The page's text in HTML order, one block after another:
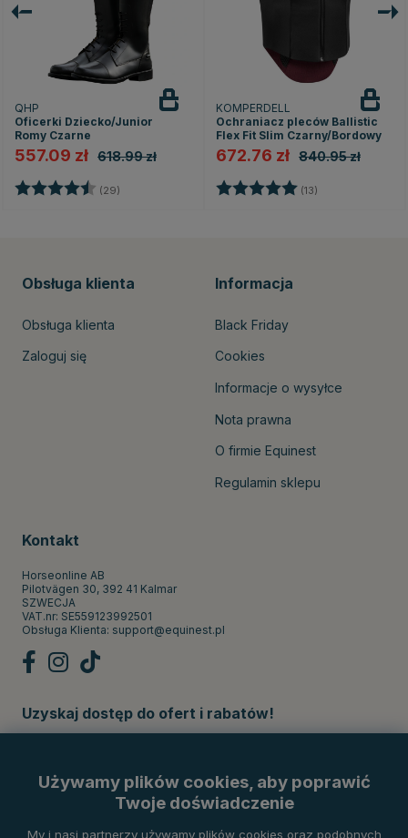
QHP
Oficerki Dziecko/Junior
Romy Czarne
557.09 zł 618.99 zł
Ocena: (29) 4.5 na 5 gwiazdek
KOMPERDELL
Ochraniacz pleców Ballistic
Flex Fit Slim Czarny/Bordowy
672.76 zł 840.95 zł
Ocena: (13)
Obsługa klienta
Obsługa klienta
Zaloguj się
Informacja
Black Friday
Cookies
Informacje o wysyłce
Nota prawna
O firmie Equinest
Regulamin sklepu
Kontakt
Horseonline AB
Pilotvägen 30, 392 41 Kalmar
SZWECJA
VAT.nr: SE559123992501
Obsługa Klienta: support@equinest.pl
Uzyskaj dostęp do ofert i rabatów!
Używamy plików cookies, aby poprawić
Twoje doświadczenie
My i nasi partnerzy używamy plików cookies oraz podobnych